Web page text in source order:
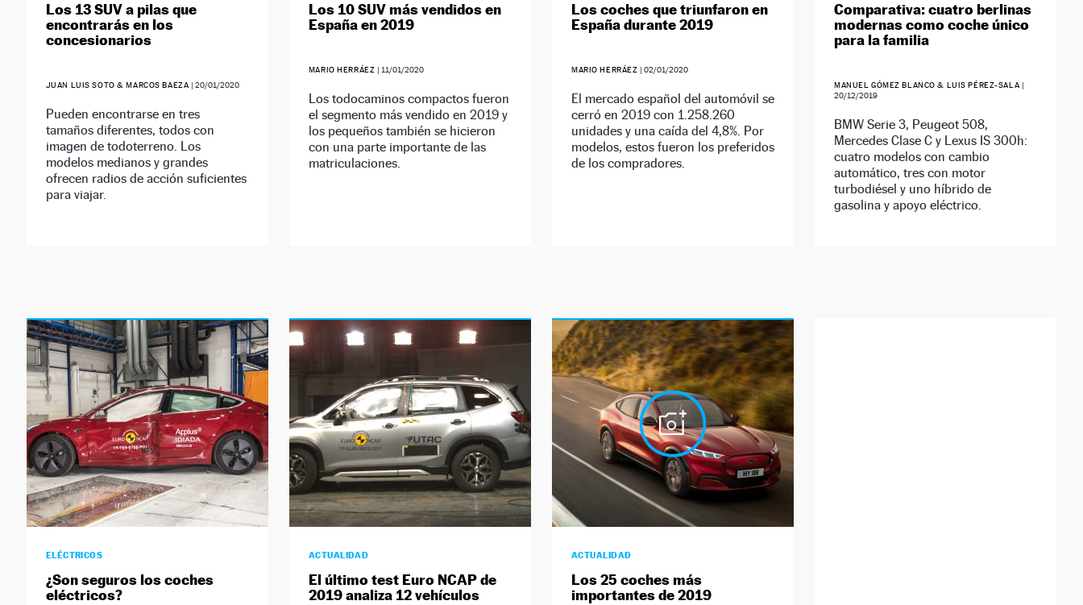
Los 13 SUV a pilas que
encontrarás en los
concesionarios
JUAN LUIS SOTO & MARCOS BAEZA | 20/01/2020
Pueden encontrarse en tres
tamaños diferentes, todos con
imagen de todoterreno. Los
modelos medianos y grandes
ofrecen radios de acción suficientes
para viajar.
Los 10 SUV más vendidos en
España en 2019
MARIO HERRÁEZ | 11/01/2020
Los todocaminos compactos fueron
el segmento más vendido en 2019 y
los pequeños también se hicieron
con una parte importante de las
matriculaciones.
Los coches que triunfaron en
España durante 2019
MARIO HERRÁEZ | 02/01/2020
El mercado español del automóvil se
cerró en 2019 con 1.258.260
unidades y una caída del 4,8%. Por
modelos, estos fueron los preferidos
de los compradores.
Comparativa: cuatro berlinas
modernas como coche único
para la familia
MANUEL GÓMEZ BLANCO & LUIS PÉREZ-SALA |
20/12/2019
BMW Serie 3, Peugeot 508,
Mercedes Clase C y Lexus IS 300h:
cuatro modelos con cambio
automático, tres con motor
turbodiésel y uno híbrido de
gasolina y apoyo eléctrico.
ELÉCTRICOS
¿Son seguros los coches
eléctricos?
ACTUALIDAD
El último test Euro NCAP de
2019 analiza 12 vehículos
ACTUALIDAD
Los 25 coches más
importantes de 2019